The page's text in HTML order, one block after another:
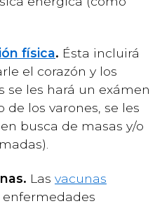
física. Ésta incluirá
el corazón y los
se les hará un exámen
de los varones, se les
busca de masas y/o
Las vacunas